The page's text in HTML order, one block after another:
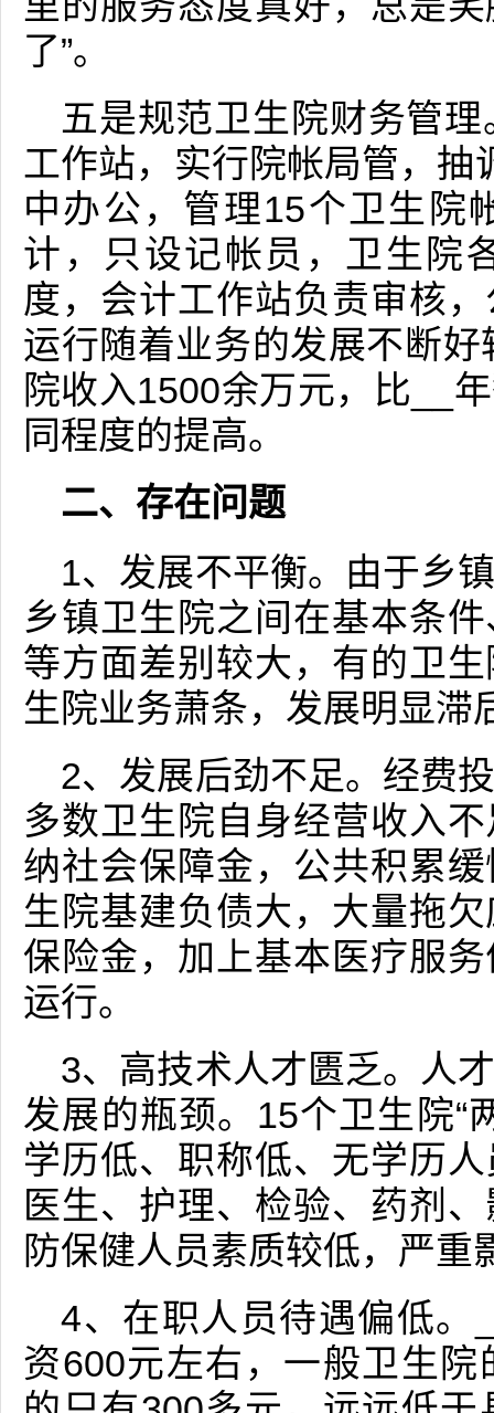
了”。
五是规范卫生院财务管
工作站，实行院帐局管，抽
中办公，管理15个卫生院
计，只设记帐员，卫生院
度，会计工作站负责审核
运行随着业务的发展不断
院收入1500余万元，比__
同程度的提高。
二、存在问题
1、发展不平衡。由于乡
乡镇卫生院之间在基本条
等方面差别较大，有的卫
生院业务萧条，发展明显滞
2、发展后劲不足。经费
多数卫生院自身经营收入
纳社会保障金，公共积累
生院基建负债大，大量拖
保险金，加上基本医疗服
运行。
3、高技术人才匮乏。人
发展的瓶颈。15个卫生院“
学历低、职称低、无学历
医生、护理、检验、药剂
防保健人员素质较低，严
4、在职人员待遇偏低。
资600元左右，一般卫生